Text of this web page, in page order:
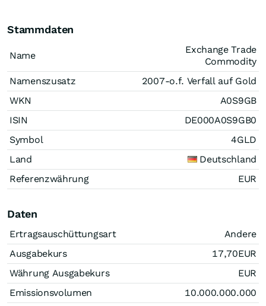
Stammdaten
Name
Exchange Trade
Commodity
Namenszusatz
2007-o.f. Verfall auf Gold
WKN
A0S9GB
ISIN
DE000A0S9GB0
Symbol
4GLD
Land
Deutschland
Referenzwährung
EUR
Daten
Ertragsauschüttungsart
Andere
Ausgabekurs
17,70EUR
Währung Ausgabekurs
EUR
Emissionsvolumen
10.000.000.000